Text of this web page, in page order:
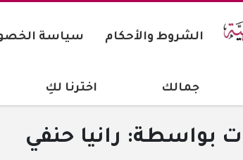
الشروط والأحكام سياسة
جمالك اخترنا لكِ
بواسطة: رانيا حنفي